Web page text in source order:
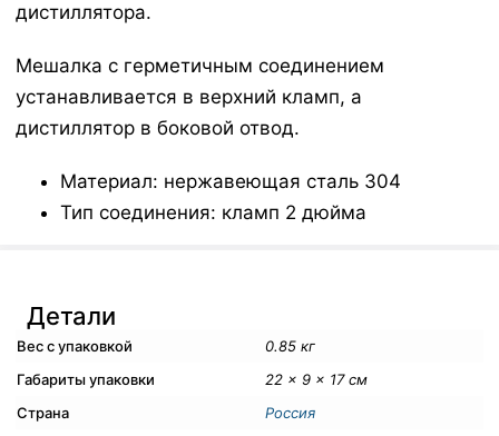
дистиллятора.
Мешалка с герметичным соединением
устанавливается в верхний кламп, а
дистиллятор в боковой отвод.
Материал: нержавеющая сталь 304
Тип соединения: кламп 2 дюйма
Детали
Вес с упаковкой
0.85 кг
Габариты упаковки
22 × 9 × 17 см
Страна
Россия